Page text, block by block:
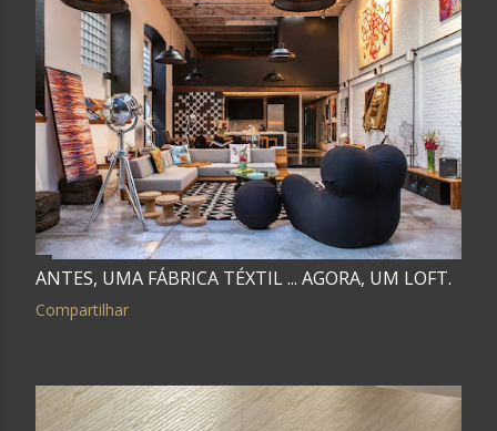
ANTES, UMA FÁBRICA TÉXTIL ... AGORA, UM LOFT.
Compartilhar